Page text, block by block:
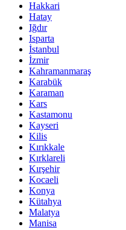
Hakkari
Hatay
Iğdır
Isparta
İstanbul
İzmir
Kahramanmaraş
Karabük
Karaman
Kars
Kastamonu
Kayseri
Kilis
Kırıkkale
Kırklareli
Kırşehir
Kocaeli
Konya
Kütahya
Malatya
Manisa